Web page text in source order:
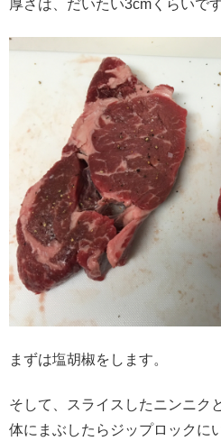
厚さは、だいたい3cmくらいです
まずは塩胡椒をします。
そして、スライスしたニンニク
体にまぶしたらジップロックに